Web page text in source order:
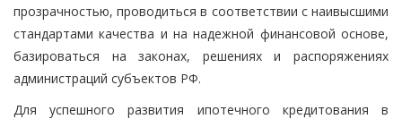
прозрачностью, проводиться в соответствии с наивысшими
стандартами качества и на надежной финансовой основе,
базироваться на законах, решениях и распоряжениях
администраций субъектов РФ.
Для успешного развития ипотечного кредитования в